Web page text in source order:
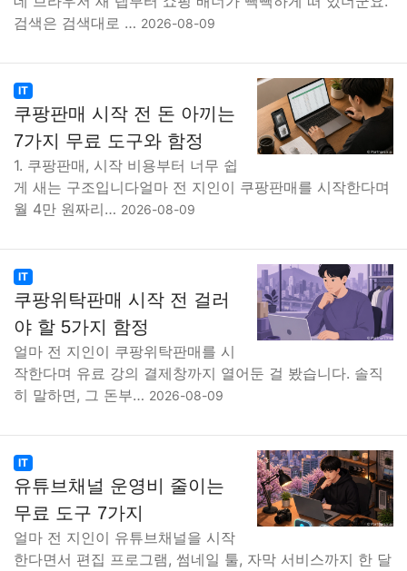
검색은 검색대로 … 2026-08-09
IT
쿠팡판매 시작 전 돈 아끼는
7가지 무료 도구와 함정
1. 쿠팡판매, 시작 비용부터 너무 쉽
게 새는 구조입니다얼마 전 지인이 쿠팡판매를 시작한다며
월 4만 원짜리… 2026-08-09
IT
쿠팡위탁판매 시작 전 걸러
야 할 5가지 함정
얼마 전 지인이 쿠팡위탁판매를 시
작한다며 유료 강의 결제창까지 열어둔 걸 봤습니다. 솔직
히 말하면, 그 돈부… 2026-08-09
IT
유튜브채널 운영비 줄이는
무료 도구 7가지
얼마 전 지인이 유튜브채널을 시작
한다면서 편집 프로그램, 썸네일 툴, 자막 서비스까지 한 달